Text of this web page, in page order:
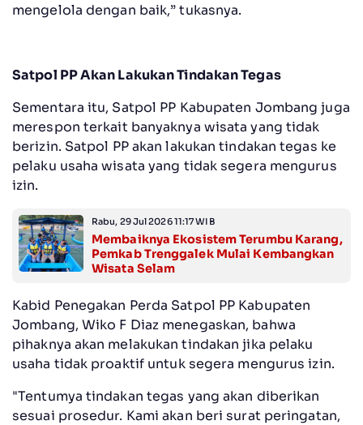
mengelola dengan baik,” tukasnya.
Satpol PP Akan Lakukan Tindakan Tegas
Sementara itu, Satpol PP Kabupaten Jombang juga
merespon terkait banyaknya wisata yang tidak
berizin. Satpol PP akan lakukan tindakan tegas ke
pelaku usaha wisata yang tidak segera mengurus
izin.
Rabu, 29 Jul 2026 11:17 WIB
Membaiknya Ekosistem Terumbu Karang,
Pemkab Trenggalek Mulai Kembangkan
Wisata Selam
Kabid Penegakan Perda Satpol PP Kabupaten
Jombang, Wiko F Diaz menegaskan, bahwa
pihaknya akan melakukan tindakan jika pelaku
usaha tidak proaktif untuk segera mengurus izin.
"Tentumya tindakan tegas yang akan diberikan
sesuai prosedur. Kami akan beri surat peringatan,